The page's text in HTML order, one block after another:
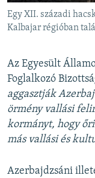
Egy XII. századi
Kalbajar régióban
Az Egyesült
Foglalkozó
aggasztják
örmény vallási
kormányt, hogy
más vallási és
Azerbajdzsáni